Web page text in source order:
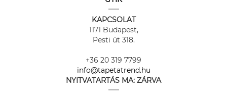
KAPCSOLAT
1171 Budapest,
Pesti út 318.
+36 20 319 7799
info@tapetatrend.hu
NYITVATARTÁS MA: ZÁRVA